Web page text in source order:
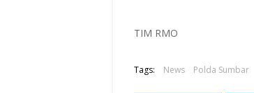
TIM RMO
Tags: News Polda Sumbar